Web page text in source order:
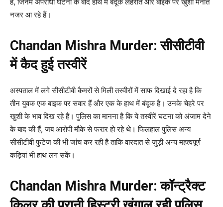
नजर आ रहे हैं।
Chandan Mishra Murder: सीसीटीवी
में कैद हुई तस्वीरें
अस्पताल में लगे सीसीटीवी कैमरों से मिली तस्वीरों में साफ दिखाई दे रहा है कि
तीन युवक एक बाइक पर सवार हैं और एक के हाथ में बंदूक है। उनके चेहरे पर
खुशी के भाव दिख रहे हैं। पुलिस का मानना है कि ये तस्वीरें घटना को अंजाम देने
के बाद की हैं, जब आरोपी मौके से फरार हो रहे थे। फिलहाल पुलिस अन्य
सीसीटीवी फुटेज की भी जांच कर रही है ताकि वारदात से जुड़ी अन्य महत्वपूर्ण
कड़ियां भी हाथ लग सकें।
Chandan Mishra Murder: कॉन्ट्रैक्ट